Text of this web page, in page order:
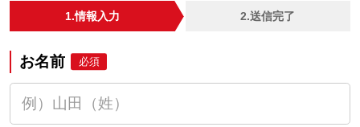
1.情報入力 2.送信完了
お名前 必須